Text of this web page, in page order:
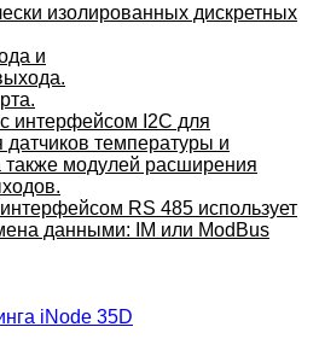
изолированных дискретных
и
интерфейсом I2C для
датчиков температуры и
также модулей расширения
RS 485 использует
данными: IM или ModBus
iNode 35D